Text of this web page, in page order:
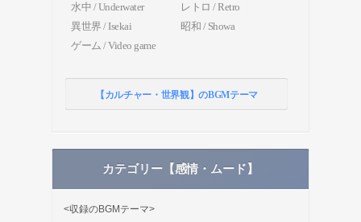
水中 / Underwater
レトロ / Retro
異世界 / Isekai
昭和 / Showa
ゲーム / Video game
【カルチャー・世界観】のBGMテーマ
カテゴリー【感情・ムード】
<収録のBGMテーマ>